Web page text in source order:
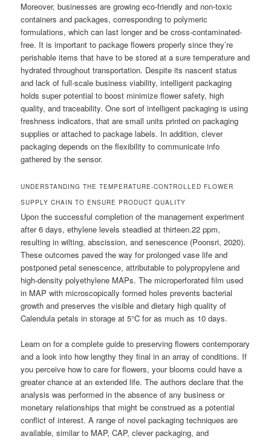
Moreover, businesses are growing eco-friendly and non-toxic
containers and packages, corresponding to polymeric
formulations, which can last longer and be cross-contaminated-
free. It is important to package flowers properly since they’re
perishable items that have to be stored at a sure temperature and
hydrated throughout transportation. Despite its nascent status
and lack of full-scale business viability, intelligent packaging
holds super potential to boost minimize flower safety, high
quality, and traceability. One sort of intelligent packaging is using
freshness indicators, that are small units printed on packaging
supplies or attached to package labels. In addition, clever
packaging depends on the flexibility to communicate info
gathered by the sensor.
UNDERSTANDING THE TEMPERATURE-CONTROLLED FLOWER
SUPPLY CHAIN TO ENSURE PRODUCT QUALITY
Upon the successful completion of the management experiment
after 6 days, ethylene levels steadied at thirteen.22 ppm,
resulting in wilting, abscission, and senescence (Poonsri, 2020).
These outcomes paved the way for prolonged vase life and
postponed petal senescence, attributable to polypropylene and
high-density polyethylene MAPs. The microperforated film used
in MAP with microscopically formed holes prevents bacterial
growth and preserves the visible and dietary high quality of
Calendula petals in storage at 5°C for as much as 10 days.
Learn on for a complete guide to preserving flowers contemporary
and a look into how lengthy they final in an array of conditions. If
you perceive how to care for flowers, your blooms could have a
greater chance at an extended life. The authors declare that the
analysis was performed in the absence of any business or
monetary relationships that might be construed as a potential
conflict of interest. A range of novel packaging techniques are
available, similar to MAP, CAP, clever packaging, and